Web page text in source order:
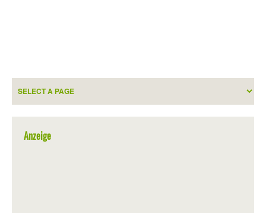
Anzeige